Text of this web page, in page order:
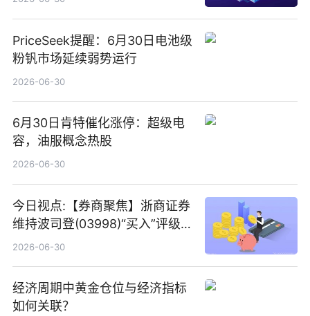
PriceSeek提醒：6月30日电池级
粉钒市场延续弱势运行
2026-06-30
6月30日肯特催化涨停：超级电
容，油服概念热股
2026-06-30
今日视点:【券商聚焦】浙商证券
维持波司登(03998)“买入”评级
指其业绩高质量稳增长
2026-06-30
经济周期中黄金仓位与经济指标
如何关联？